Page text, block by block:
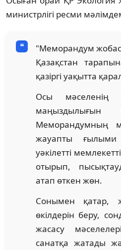
министрлігі ресми
"Меморандум
Қазақстан
қазіргі уақытта
Осы мәселенің
маңыздылығын
Меморандумның
жауапты
уәкілетті
отырып,
атап өткен жөн.
Сонымен қатар,
өкілдерін беру,
жасасу
санатқа жатады